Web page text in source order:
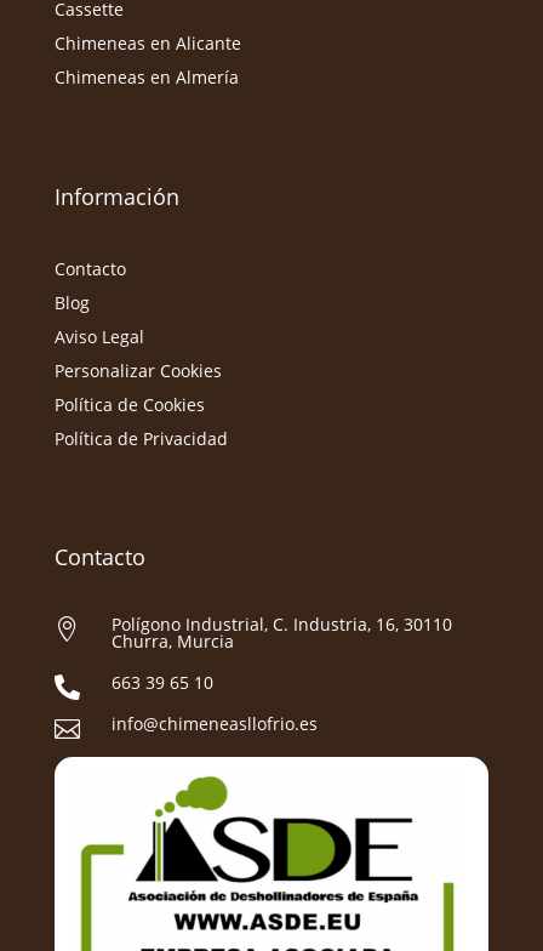
Cassette
Chimeneas en Alicante
Chimeneas en Almería
Información
Contacto
Blog
Aviso Legal
Personalizar Cookies
Política de Cookies
Política de Privacidad
Contacto
 Polígono Industrial, C. Industria, 16, 30110
Churra, Murcia
 663 39 65 10
 info@chimeneasllofrio.es